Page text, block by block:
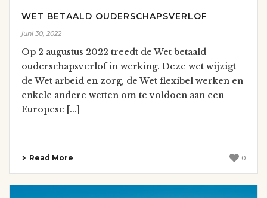
WET BETAALD OUDERSCHAPSVERLOF
juni 30, 2022
Op 2 augustus 2022 treedt de Wet betaald
ouderschapsverlof in werking. Deze wet wijzigt
de Wet arbeid en zorg, de Wet flexibel werken en
enkele andere wetten om te voldoen aan een
Europese [...]
Read More 0